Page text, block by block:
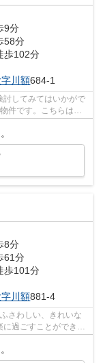
9分
58分
歩102分
字川額684-1
討してみてはいかがで
件です。こちらはペ
8分
61分
歩101分
字川額881-4
さわしい、きれいな
過ごすことができま